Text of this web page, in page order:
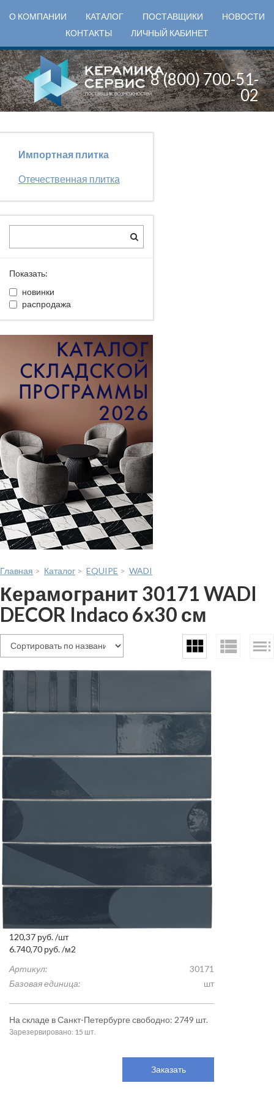
О КОМПАНИИ КАТАЛОГ ПОСТАВЩИКИ
НОВОСТИ
КОНТАКТЫ
ЛИЧНЫЙ КАБИНЕТ
8 (800) 700-51-
02
Импортная плитка
Отечественная плитка
Показать:
новинки
распродажа
Главная > Каталог > EQUIPE > WADI
Керамогранит 30171 WADI
DECOR Indaco 6x30 см
120,37 руб./шт
6.740,70 руб./м2
Артикул:
30171
Базовая единица:
шт
На складе в Санкт-Петербурге свободно: 2749 шт.
Зарезервировано: 15 шт.
Заказать